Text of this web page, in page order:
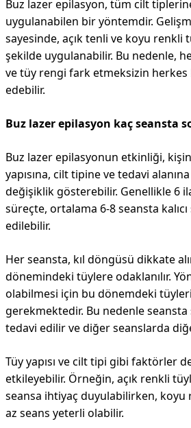
Buz lazer epilasyon, tüm cilt
uygulanabilen bir yöntemdir.
sayesinde, açık tenli ve koyu renkli
şekilde uygulanabilir. Bu nedenle,
ve tüy rengi fark etmeksizin
edebilir.
Buz lazer epilasyon kaç seansta
Buz lazer epilasyonun etkinliği,
yapısına, cilt tipine ve tedavi
değişiklik gösterebilir. Genellikle 6
süreçte, ortalama 6-8 seansta
edilebilir.
Her seansta, kıl döngüsü dikkate
dönemindeki tüylere odaklanılır.
olabilmesi için bu dönemdeki
gerekmektedir. Bu nedenle seansta
tedavi edilir ve diğer seanslarda
Tüy yapısı ve cilt tipi gibi faktörler
etkileyebilir. Örneğin, açık renkli
seansa ihtiyaç duyulabilirken,
az seans yeterli olabilir.